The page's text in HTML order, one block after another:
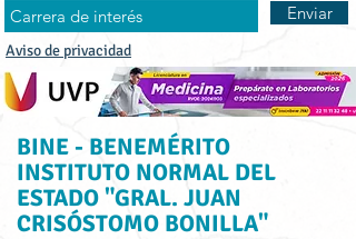
Enviar
Aviso de privacidad
BINE - BENEMÉRITO
INSTITUTO NORMAL DEL
ESTADO "GRAL. JUAN
CRISÓSTOMO BONILLA"